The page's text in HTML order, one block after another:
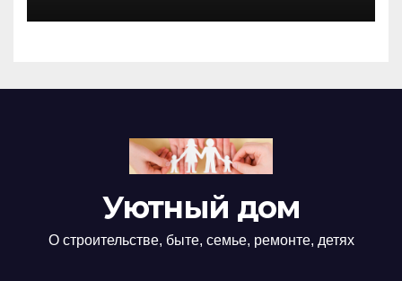
Уютный дом
О строительстве, быте, семье, ремонте, детях